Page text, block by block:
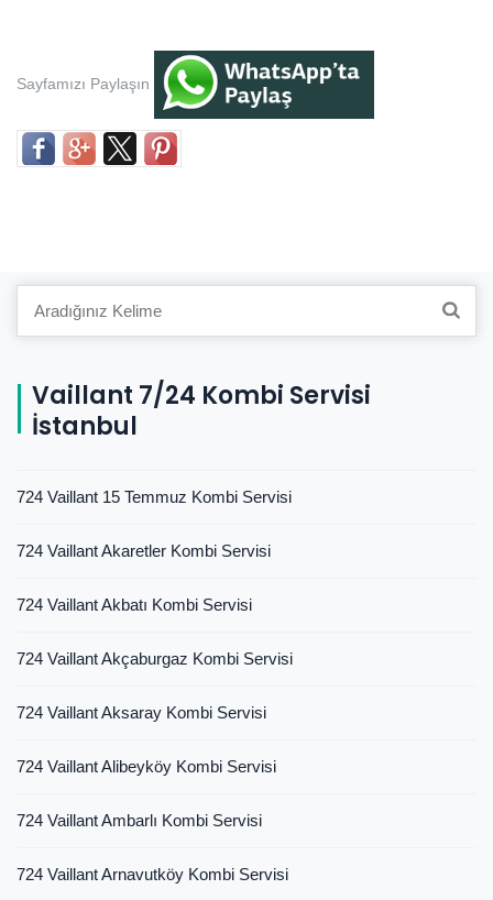
Sayfamızı Paylaşın
Vaillant 7/24 Kombi Servisi
İstanbul
724 Vaillant 15 Temmuz Kombi Servisi
724 Vaillant Akaretler Kombi Servisi
724 Vaillant Akbatı Kombi Servisi
724 Vaillant Akçaburgaz Kombi Servisi
724 Vaillant Aksaray Kombi Servisi
724 Vaillant Alibeyköy Kombi Servisi
724 Vaillant Ambarlı Kombi Servisi
724 Vaillant Arnavutköy Kombi Servisi